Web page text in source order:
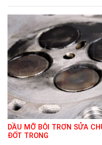
DẦU MỠ BÔI TRƠN SỬA
ĐỐT TRONG